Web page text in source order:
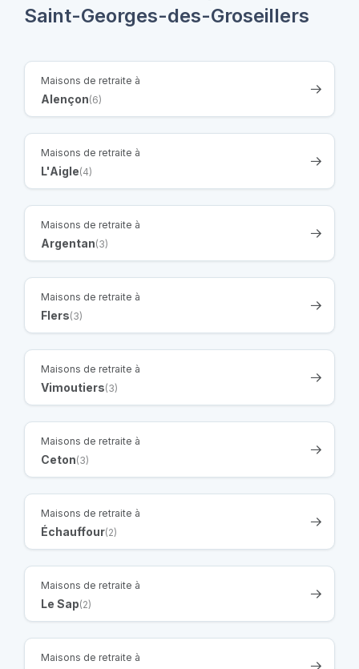
Saint-Georges-des-Groseillers
Maisons de retraite à
Alençon(6)
Maisons de retraite à
L'Aigle(4)
Maisons de retraite à
Argentan(3)
Maisons de retraite à
Flers(3)
Maisons de retraite à
Vimoutiers(3)
Maisons de retraite à
Ceton(3)
Maisons de retraite à
Échauffour(2)
Maisons de retraite à
Le Sap(2)
Maisons de retraite à